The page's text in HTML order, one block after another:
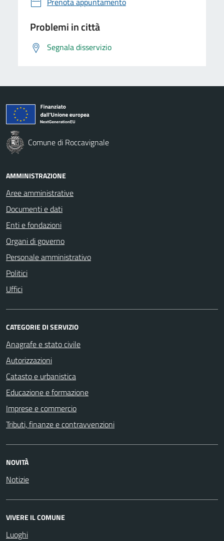
Problemi in città
Segnala disservizio
Comune di Roccavignale
AMMINISTRAZIONE
Aree amministrative
Documenti e dati
Enti e fondazioni
Organi di governo
Personale amministrativo
Politici
Uffici
CATEGORIE DI SERVIZIO
Anagrafe e stato civile
Autorizzazioni
Catasto e urbanistica
Educazione e formazione
Imprese e commercio
Tributi, finanze e contravvenzioni
NOVITÀ
Notizie
VIVERE IL COMUNE
Luoghi